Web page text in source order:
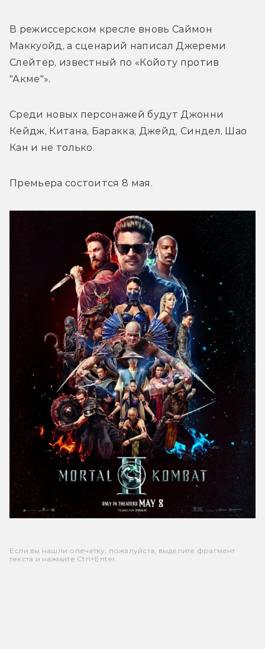
В режиссерском кресле вновь Саймон
Маккуойд, а сценарий написал Джереми
Слейтер, известный по «Койоту против
"Акме"».
Среди новых персонажей будут Джонни
Кейдж, Китана, Баракка, Джейд, Синдел, Шао
Кан и не только.
Премьера состоится 8 мая.
Если вы нашли опечатку, пожалуйста, выделите фрагмент
текста и нажмите Ctrl+Enter.